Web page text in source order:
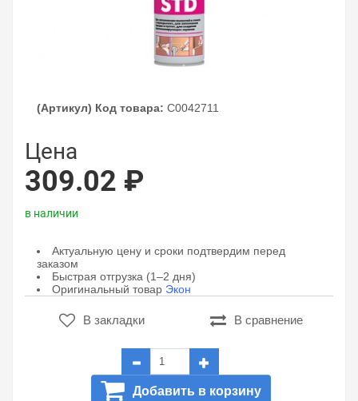
(Артикул) Код товара: C0042711
Цена
309.02 ₽
в наличии
Актуальную цену и сроки подтвердим перед
заказом
Быстрая отгрузка (1–2 дня)
Оригинальный товар Экон
В закладки В сравнение
Добавить в корзину